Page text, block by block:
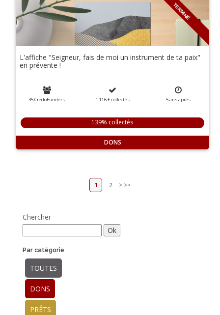
TERMINÉ
L'affiche "Seigneur, fais de moi un instrument de ta paix"
en prévente !
35 CredoFunders 1 116 €collectés 5ansaprès
139% collectés
DONS
1 2 > >>
Chercher
Par catégorie
TOUTES
DONS
PRÊTS